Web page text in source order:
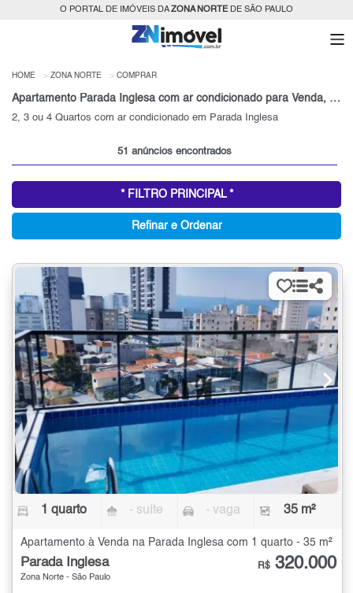
O PORTAL DE IMÓVEIS DAZONA NORTEDE SÃO PAULO
HOME ZONA NORTE COMPRAR
Apartamento Parada Inglesa com ar condicionado para Venda, Zona Norte, SP
2, 3 ou 4 Quartos com ar condicionado em Parada Inglesa
51 anúncios encontrados
* FILTRO PRINCIPAL *
Refinar e Ordenar
1 quarto - suíte - vaga 35 m²
Apartamento à Venda na Parada Inglesa com 1 quarto - 35 m²
Parada Inglesa
Zona Norte - São Paulo
R$ 320.000